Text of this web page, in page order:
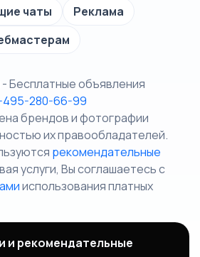
чаты
Реклама
Бесплатные объявления
495-280-66-99
брендов и фотографии
их правообладателей.
рекомендательные
услуги, Вы соглашаетесь c
использования платных
Правила сервиса
Пользовательское
и рекомендательные